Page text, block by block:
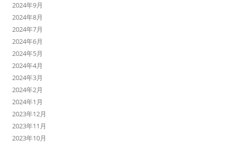
2024年9月
2024年8月
2024年7月
2024年6月
2024年5月
2024年4月
2024年3月
2024年2月
2024年1月
2023年12月
2023年11月
2023年10月